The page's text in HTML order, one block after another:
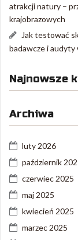
atrakcji natury –
krajobrazowych
Jak testować
badawcze i audyty
Najnowsze
Archiwa
luty 2026
październik
czerwiec 2025
maj 2025
kwiecień 2025
marzec 2025